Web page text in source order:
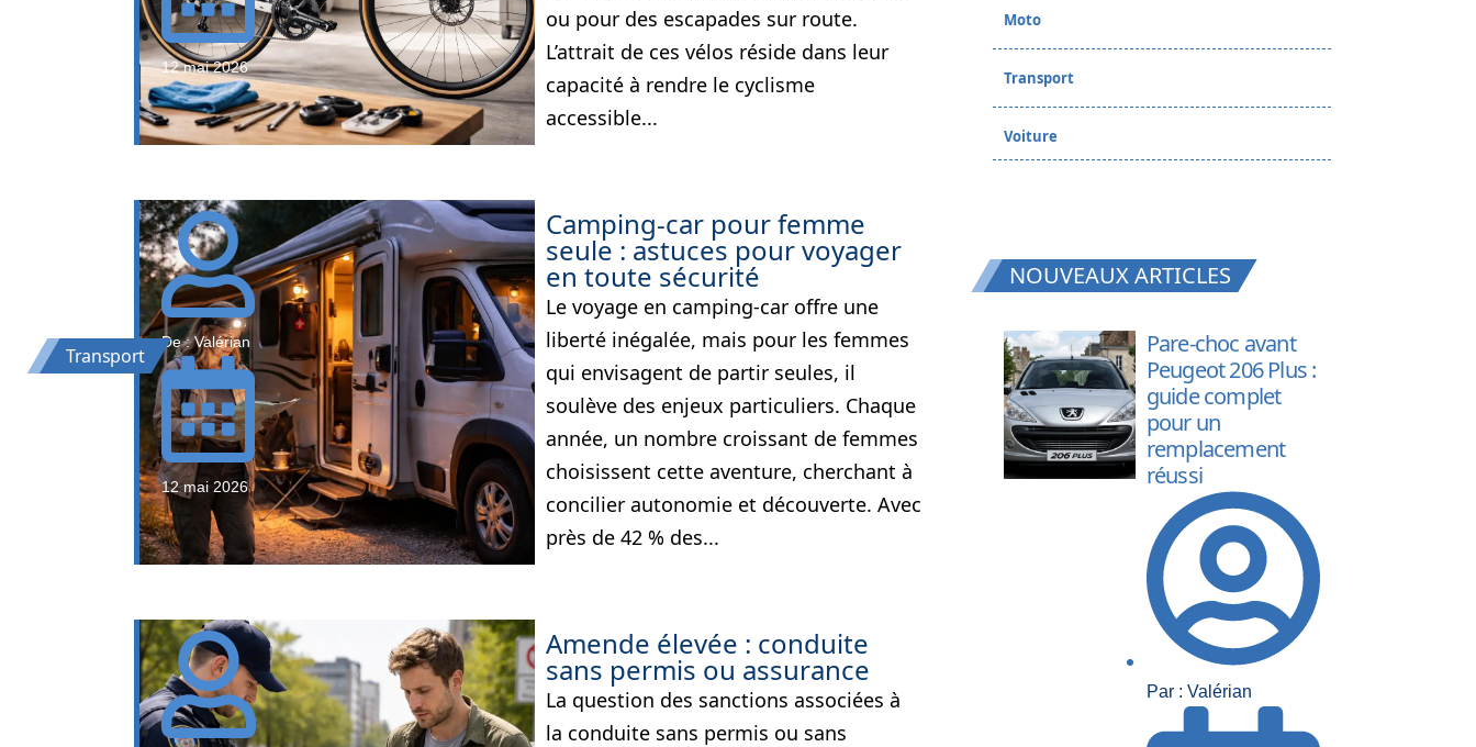
12 mai 2026
ou pour des escapades sur route.
L’attrait de ces vélos réside dans leur
capacité à rendre le cyclisme
accessible...
Transport
De : Valérian
12 mai 2026
Camping-car pour femme
seule : astuces pour voyager
en toute sécurité
Le voyage en camping-car offre une
liberté inégalée, mais pour les femmes
qui envisagent de partir seules, il
soulève des enjeux particuliers. Chaque
année, un nombre croissant de femmes
choisissent cette aventure, cherchant à
concilier autonomie et découverte. Avec
près de 42 % des...
Amende élevée : conduite
sans permis ou assurance
La question des sanctions associées à
la conduite sans permis ou sans
Moto
Transport
Voiture
NOUVEAUX ARTICLES
Pare-choc avant
Peugeot 206 Plus :
guide complet
pour un
remplacement
réussi
Par : Valérian